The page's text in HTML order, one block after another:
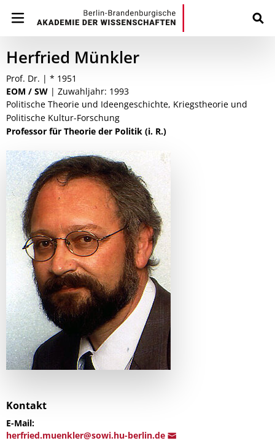
Herfried Münkler
Prof. Dr. | * 1951
EOM / SW | Zuwahljahr: 1993
Politische Theorie und Ideengeschichte, Kriegstheorie und
Politische Kultur-Forschung
Professor für Theorie der Politik (i. R.)
Kontakt
E-Mail:
herfried.muenkler@sowi.hu-berlin.de